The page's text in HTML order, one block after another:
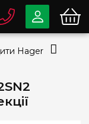
63-07
79-78
Hager